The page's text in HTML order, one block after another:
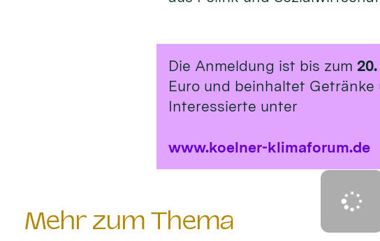
Die Anmeldung ist bis zum
Euro und beinhaltet
Interessierte unter
www.koelner-klimaforum.de
Mehr zum Thema